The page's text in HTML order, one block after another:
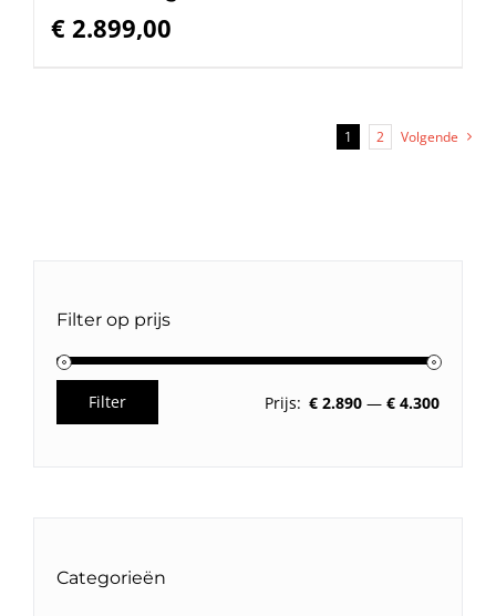
€ 2.899,00
1 2 Volgende
Filter op prijs
Max.
Filter Prijs: € 2.890 — € 4.300
Categorieën